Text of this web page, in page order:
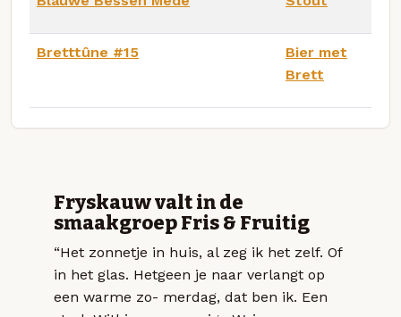
Bretttûne #15
Bier met
Brett
Fryskauw valt in de
smaakgroep Fris & Fruitig
“Het zonnetje in huis, al zeg ik het zelf. Of
in het glas. Hetgeen je naar verlangt op
een warme zo- merdag, dat ben ik. Een